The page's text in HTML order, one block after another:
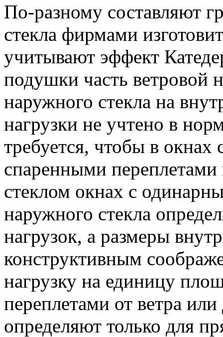
По-разному составляют
стекла фирмами
учитывают эффект
подушки часть ветровой
наружного стекла на
нагрузки не учтено в
требуется, чтобы в
спаренными
стеклом окнах с
наружного стекла
нагрузок, а размеры
конструктивным
нагрузку на единицу
переплетами от ветра
определяют только для